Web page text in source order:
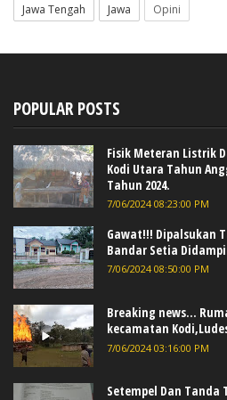
Jawa Tengah
Jawa Opini
POPULAR POSTS
Fisik Meteran Listrik
Kodi Utara Tahun
Tahun 2024.
7/06/2024 08:23:00 PM
Gawat!!! Dipalsukan
Bandar Setia
7/06/2024 08:50:00 PM
Breaking news...
kecamatan
7/06/2024 03:16:00 PM
Setempel Dan Tanda